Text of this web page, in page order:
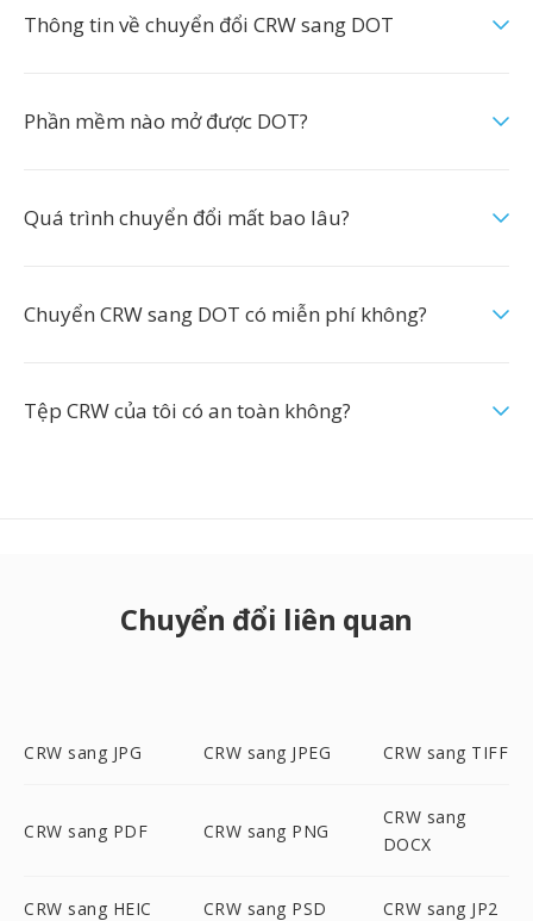
Thông tin về chuyển đổi CRW sang DOT
Phần mềm nào mở được DOT?
Quá trình chuyển đổi mất bao lâu?
Chuyển CRW sang DOT có miễn phí không?
Tệp CRW của tôi có an toàn không?
Chuyển đổi liên quan
CRW sang JPG CRW sang JPEG CRW sang TIFF
CRW sang PDF CRW sang PNG
CRW sang
DOCX
CRW sang HEIC CRW sang PSD CRW sang JP2